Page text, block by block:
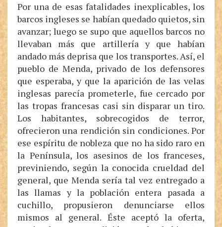
Por una de esas fatalidades inexplicables, los
barcos ingleses se habían quedado quietos, sin
avanzar; luego se supo que aquellos barcos no
llevaban más que artillería y que habían
andado más deprisa que los transportes. Así, el
pueblo de Menda, privado de los defensores
que esperaba, y que la aparición de las velas
inglesas parecía prometerle, fue cercado por
las tropas francesas casi sin disparar un tiro.
Los habitantes, sobrecogidos de terror,
ofrecieron una rendición sin condiciones. Por
ese espíritu de nobleza que no ha sido raro en
la Península, los asesinos de los franceses,
previniendo, según la conocida crueldad del
general, que Menda sería tal vez entregado a
las llamas y la población entera pasada a
cuchillo, propusieron denunciarse ellos
mismos al general. Éste aceptó la oferta,